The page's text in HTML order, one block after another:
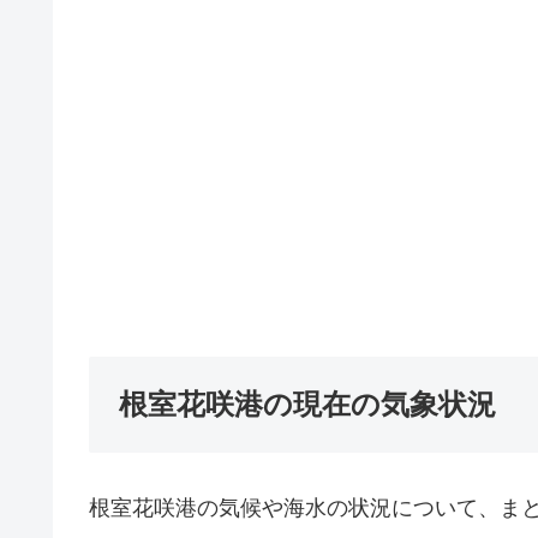
根室花咲港の現在の気象状況
根室花咲港の気候や海水の状況について、ま